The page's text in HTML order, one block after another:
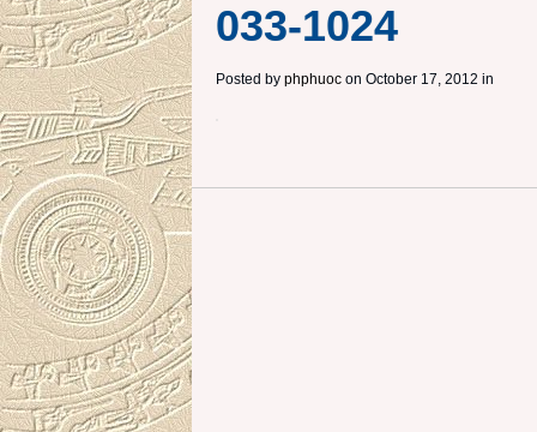
033-1024
Posted by phphuoc on October 17, 2012 in